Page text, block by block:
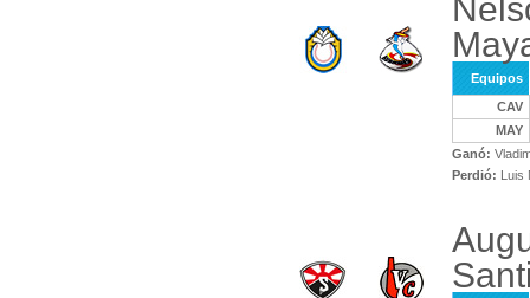
Equipos
CAV
MAY
Ganó:
Perdió: Luis